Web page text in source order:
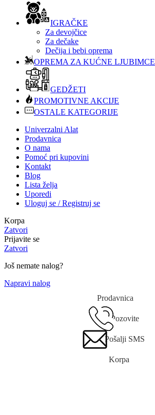
IGRAČKE
Za devojčice
Za dečake
Dečija i bebi oprema
OPREMA ZA KUĆNE LJUBIMCE
GEDŽETI
PROMOTIVNE AKCIJE
OSTALE KATEGORIJE
Univerzalni Alat
Prodavnica
O nama
Pomoć pri kupovini
Kontakt
Blog
Lista želja
Uporedi
Uloguj se / Registruj se
Korpa
Zatvori
Prijavite se
Zatvori
Još nemate nalog?
Napravi nalog
Prodavnica
Pozovite
Pošalji SMS
Korpa